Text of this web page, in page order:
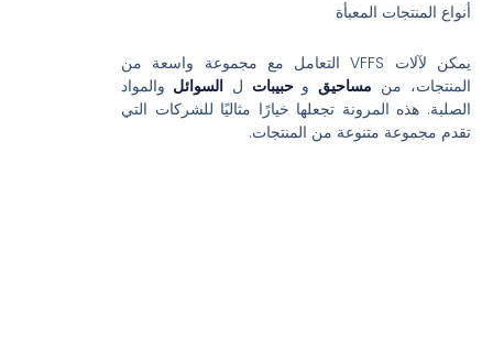
أنواع المنتجات المعبأة
يمكن لآلات VFFS التعامل مع مجموعة واسعة من
المنتجات، منمساحيقو حبيباتل السوائل والمواد
الصلبة. هذه المرونة تجعلها خيارًا مثاليًا للشركات التي
تقدم مجموعة متنوعة من المنتجات.